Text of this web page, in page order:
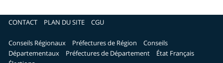
CONTACT PLAN DU SITE CGU
Conseils Régionaux Préfectures de Région
Conseils
Départementaux
Préfectures de Département
État Français